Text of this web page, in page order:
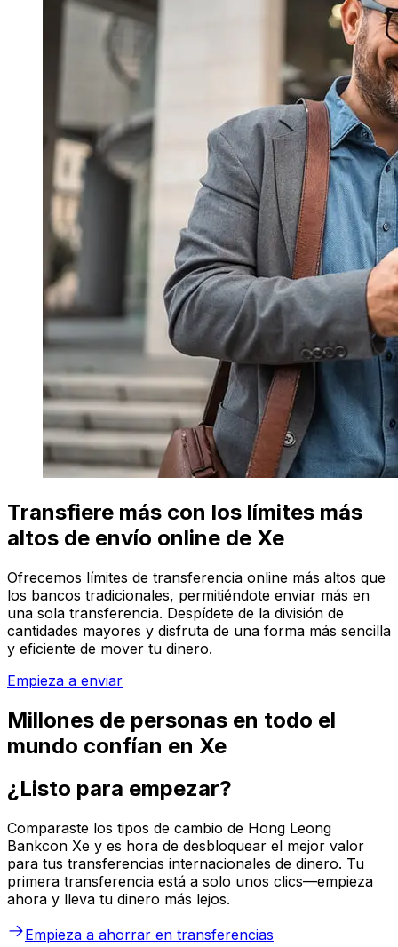
Transfiere más con los límites más
altos de envío online de Xe
Ofrecemos límites de transferencia online más altos que
los bancos tradicionales, permitiéndote enviar más en
una sola transferencia. Despídete de la división de
cantidades mayores y disfruta de una forma más sencilla
y eficiente de mover tu dinero.
Empieza a enviar
Millones de personas en todo el
mundo confían en Xe
¿Listo para empezar?
Comparaste los tipos de cambio de Hong Leong
Bankcon Xe y es hora de desbloquear el mejor valor
para tus transferencias internacionales de dinero. Tu
primera transferencia está a solo unos clics—empieza
ahora y lleva tu dinero más lejos.
Empieza a ahorrar en transferencias